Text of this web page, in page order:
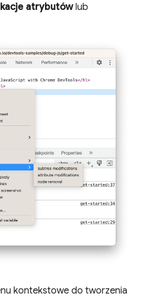
atrybutówlub
kontekstowe do tworzenia